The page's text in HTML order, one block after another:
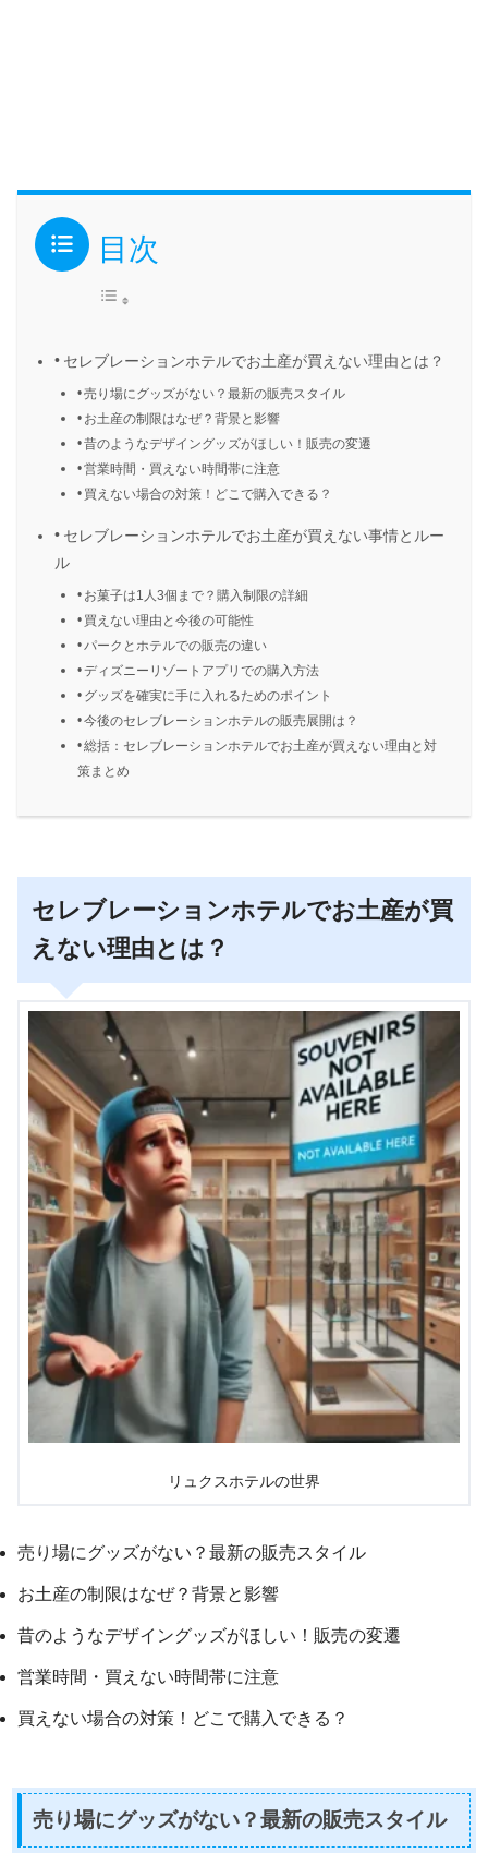
目次
セレブレーションホテルでお土産が買えない理由とは？
売り場にグッズがない？最新の販売スタイル
お土産の制限はなぜ？背景と影響
昔のようなデザイングッズがほしい！販売の変遷
営業時間・買えない時間帯に注意
買えない場合の対策！どこで購入できる？
セレブレーションホテルでお土産が買えない事情とルー
ル
お菓子は1人3個まで？購入制限の詳細
買えない理由と今後の可能性
パークとホテルでの販売の違い
ディズニーリゾートアプリでの購入方法
グッズを確実に手に入れるためのポイント
今後のセレブレーションホテルの販売展開は？
総括：セレブレーションホテルでお土産が買えない理由と対
策まとめ
セレブレーションホテルでお土産が買
えない理由とは？
リュクスホテルの世界
売り場にグッズがない？最新の販売スタイル
お土産の制限はなぜ？背景と影響
昔のようなデザイングッズがほしい！販売の変遷
営業時間・買えない時間帯に注意
買えない場合の対策！どこで購入できる？
売り場にグッズがない？最新の販売スタイル